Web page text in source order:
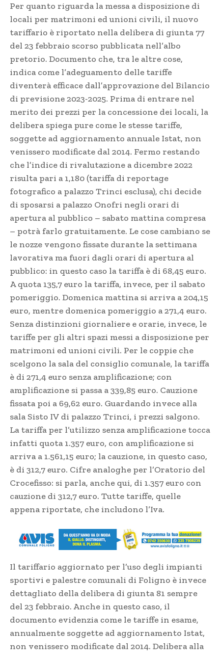
Per quanto riguarda la messa a disposizione di
locali per matrimoni ed unioni civili, il nuovo
tariffario è riportato nella delibera di giunta 77
del 23 febbraio scorso pubblicata nell’albo
pretorio. Documento che, tra le altre cose,
indica come l’adeguamento delle tariffe
diventerà efficace dall’approvazione del Bilancio
di previsione 2023-2025. Prima di entrare nel
merito dei prezzi per la concessione dei locali, la
delibera spiega pure come le stesse tariffe,
soggette ad aggiornamento annuale Istat, non
venissero modificate dal 2014. Fermo restando
che l’indice di rivalutazione a dicembre 2022
risulta pari a 1,180 (tariffa di reportage
fotografico a palazzo Trinci esclusa), chi decide
di sposarsi a palazzo Onofri negli orari di
apertura al pubblico – sabato mattina compresa
– potrà farlo gratuitamente. Le cose cambiano se
le nozze vengono fissate durante la settimana
lavorativa ma fuori dagli orari di apertura al
pubblico: in questo caso la tariffa è di 68,45 euro.
A quota 135,7 euro la tariffa, invece, per il sabato
pomeriggio. Domenica mattina si arriva a 204,15
euro, mentre domenica pomeriggio a 271,4 euro.
Senza distinzioni giornaliere e orarie, invece, le
tariffe per gli altri spazi messi a disposizione per
matrimoni ed unioni civili. Per le coppie che
scelgono la sala del consiglio comunale, la tariffa
è di 271,4 euro senza amplificazione; con
amplificazione si passa a 339,85 euro. Cauzione
fissata poi a 69,62 euro. Guardando invece alla
sala Sisto IV di palazzo Trinci, i prezzi salgono.
La tariffa per l’utilizzo senza amplificazione tocca
infatti quota 1.357 euro, con amplificazione si
arriva a 1.561,15 euro; la cauzione, in questo caso,
è di 312,7 euro. Cifre analoghe per l’Oratorio del
Crocefisso: si parla, anche qui, di 1.357 euro con
cauzione di 312,7 euro. Tutte tariffe, quelle
appena riportate, che includono l’Iva.
Il tariffario aggiornato per l’uso degli impianti
sportivi e palestre comunali di Foligno è invece
dettagliato della delibera di giunta 81 sempre
del 23 febbraio. Anche in questo caso, il
documento evidenzia come le tariffe in esame,
annualmente soggette ad aggiornamento Istat,
non venissero modificate dal 2014. Delibera alla